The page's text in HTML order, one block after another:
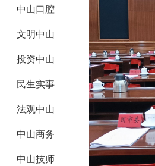
中山口腔
文明中山
投资中山
民生实事
法观中山
中山商务
中山技师